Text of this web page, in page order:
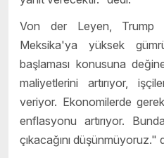
Von der Leyen, Trump
Meksika'ya yüksek
başlaması konusuna
maliyetlerini artırıyor,
veriyor. Ekonomilerde
enflasyonu artırıyor.
çıkacağını düşünmüyoruz."